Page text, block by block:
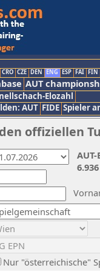
CRO CZE DEN ENG ESP FAI FIN
AUT
Elozahl
AUT FIDE Spieler
offiziellen
Nur "österreichische"
6.936